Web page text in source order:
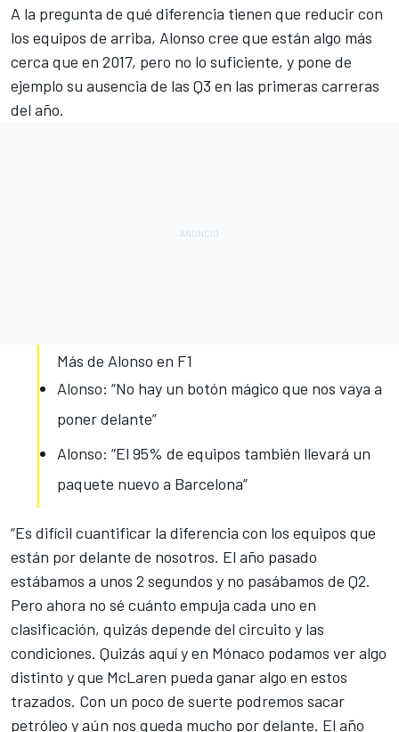
A la pregunta de qué diferencia tienen que reducir con
los equipos de arriba, Alonso cree que están algo más
cerca que en 2017, pero no lo suficiente, y pone de
ejemplo su ausencia de las Q3 en las primeras carreras
del año.
Más de Alonso en F1
Alonso: “No hay un botón mágico que nos vaya a
poner delante”
Alonso: “El 95% de equipos también llevará un
paquete nuevo a Barcelona”
“Es difícil cuantificar la diferencia con los equipos que
están por delante de nosotros. El año pasado
estábamos a unos 2 segundos y no pasábamos de Q2.
Pero ahora no sé cuánto empuja cada uno en
clasificación, quizás depende del circuito y las
condiciones. Quizás aquí y en Mónaco podamos ver algo
distinto y que McLaren pueda ganar algo en estos
trazados. Con un poco de suerte podremos sacar
petróleo y aún nos queda mucho por delante. El año